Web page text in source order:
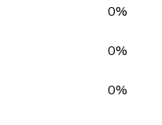
0%
0%
0%